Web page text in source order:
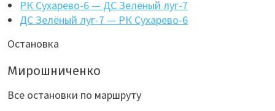
РК Сухарево-6 — ДС Зелёный луг-7
ДС Зелёный луг-7 — РК Сухарево-6
Остановка
Мирошниченко
Все остановки по маршруту